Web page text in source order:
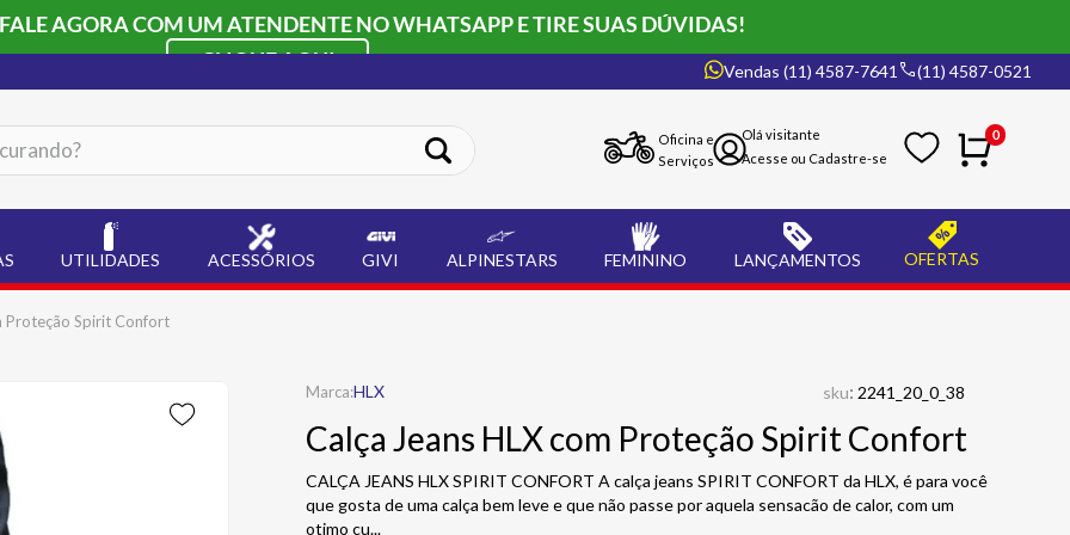
AGORA COM UM ATENDENTE NO WHATSAPP E TIRE SUAS DÚVIDAS!
CLIQUE AQUI
Vendas (11) 4587-7641 (11) 4587-0521
Oficina e
Serviços
0
UTILIDADES ACESSÓRIOS GIVI ALPINESTARS FEMININO LANÇAMENTOS OFERTAS
Proteção Spirit Confort
HLX sku: 2241_20_0_38
Calça Jeans HLX com Proteção Spirit Confort
CALÇA JEANS HLX SPIRIT CONFORT A calça jeans SPIRIT CONFORT da HLX, é para você
que gosta de uma calça bem leve e que não passe por aquela sensacão de calor, com um
otimo cu...